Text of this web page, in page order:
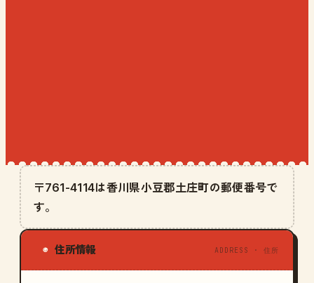
〒761-4114は香川県小豆郡土庄町の郵便番号で
す。
◉ 住所情報 ADDRESS · 住所